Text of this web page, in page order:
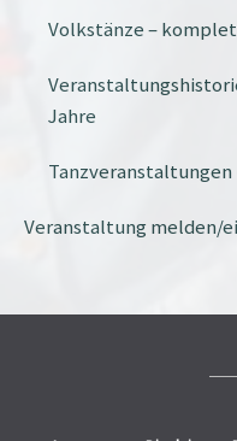
Volkstänze –
Jahre
Veranstaltung melden/